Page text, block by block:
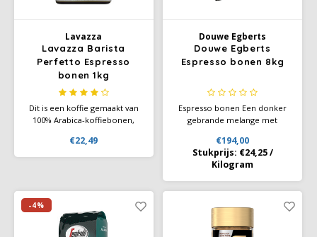
Joerges Gorilla
La Brasiliana
Lucaffé
Lavazza
Lavazza Barista
Perfetto Espresso
bonen 1kg
Dit is een koffie gemaakt van
100% Arabica-koffiebonen,
met delicate vleugjes
chocolade en een perfecte
espresso, cappuccino en
Latte. Bereid in de
espressomachine.
€22,49
Douwe Egberts
Douwe Egberts
Espresso bonen 8kg
Espresso bonen Een donker
gebrande melange met
de volle en intense nasmaak
van een echte espresso koffie.
Zeer donker gebrand voor
een krachtige smaak en
karakteristieke espresso
€194,00
Stukprijs: €24,25/
Kilogram
-4%